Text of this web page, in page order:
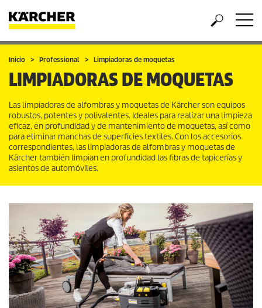
Inicio Professional Limpiadoras de moquetas
LIMPIADORAS DE MOQUETAS
Las limpiadoras de alfombras y moquetas de Kärcher son equipos
robustos, potentes y polivalentes. Ideales para realizar una limpieza
eficaz, en profundidad y de mantenimiento de moquetas, así como
para eliminar manchas de superficies textiles. Con los accesorios
correspondientes, las limpiadoras de alfombras y moquetas de
Kärcher también limpian en profundidad las fibras de tapicerías y
asientos de automóviles.